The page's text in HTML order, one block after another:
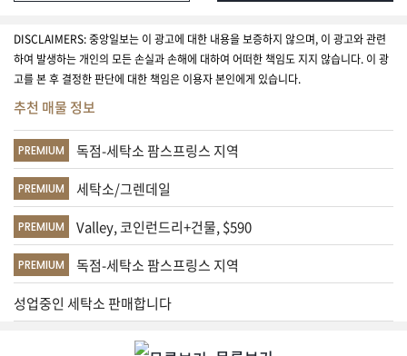
교
소
식
멤
버
십
로
그
인
회
원
가
DISCLAIMERS: 중앙일보는 이 광고에 대한 내용을 보증하지 않으며, 이 광고와 관련
하여 발생하는 개인의 모든 손실과 손해에 대하여 어떠한 책임도 지지 않습니다. 이 광
고를 본 후 결정한 판단에 대한 책임은 이용자 본인에게 있습니다.
추천 매물 정보
PREMIUM 독점-세탁소 팜스프링스 지역
PREMIUM 세탁소/그렌데일
PREMIUM Valley, 코인런드리+건물, $590
PREMIUM
독점-세탁소 팜스프링스 지역
성업중인 세탁소 판매합니다